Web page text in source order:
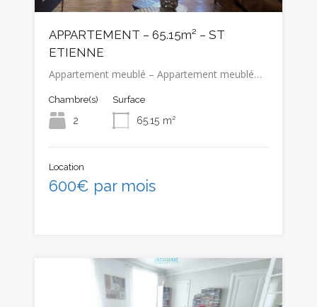
APPARTEMENT – 65.15m² – ST
ETIENNE
Appartement meublé – Appartement meublé…
Chambre(s)
2
Surface
65.15 m²
Location
600€ par mois